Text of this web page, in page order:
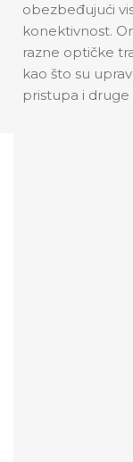
obezbeđujući
konektivnost.
razne optičke
kao što su
pristupa i